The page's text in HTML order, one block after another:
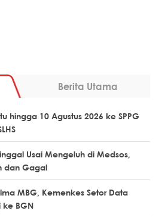
Berita Utama
hingga 10 Agustus 2026 ke SPPG
Usai Mengeluh di Medsos,
dan Gagal
MBG, Kemenkes Setor Data
ke BGN